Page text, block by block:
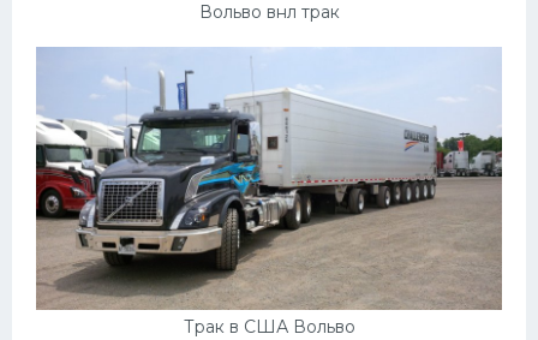
Вольво внл трак
Трак в США Вольво